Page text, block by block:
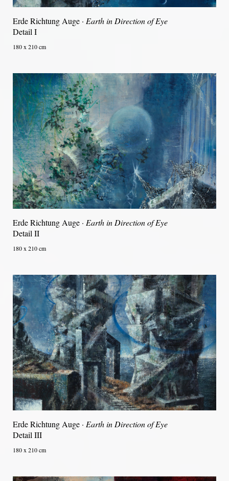
Erde Richtung Auge · Earth in Direction of Eye
Detail I
180 x 210 cm
Erde Richtung Auge · Earth in Direction of Eye
Detail II
180 x 210 cm
Erde Richtung Auge · Earth in Direction of Eye
Detail III
180 x 210 cm